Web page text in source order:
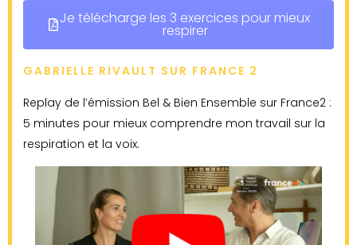
Je télécharge les 3 exercices pour mieux
respirer
GABRIELLE RIVAULT SUR FRANCE 2
Replay de l’émission Bel & Bien Ensemble sur France2 :
5 minutes pour mieux comprendre mon travail sur la
respiration et la voix.